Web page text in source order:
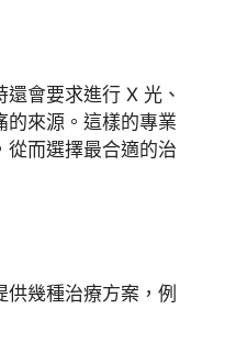
會要求進行 X 光、
的來源。這樣的專業
從而選擇最合適的治
幾種治療方案，例